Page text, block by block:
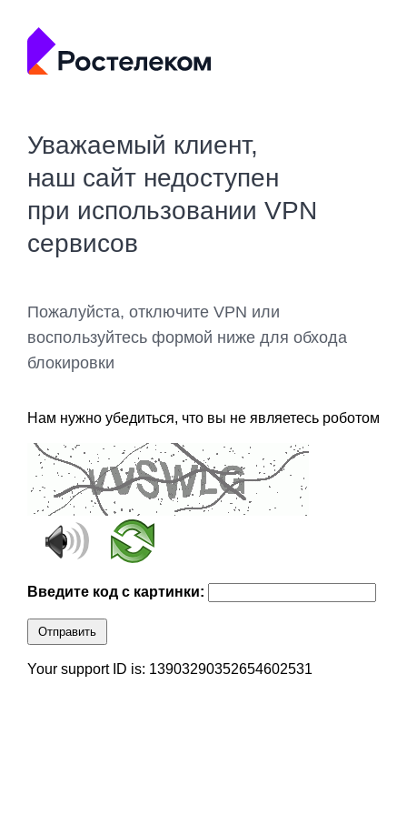
Уважаемый клиент,
наш сайт недоступен
при использовании VPN
сервисов
Пожалуйста, отключите VPN или
воспользуйтесь формой ниже для обхода
блокировки
Нам нужно убедиться, что вы не являетесь роботом
Введите код с картинки:
Отправить
Your support ID is: 13903290352654602531